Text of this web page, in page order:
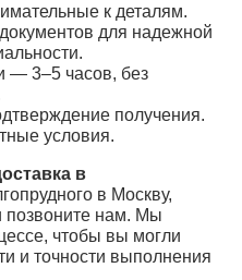
к деталям.
для надежной
— 3–5 часов, без
получения.
условия.
в
в Москву,
позвоните нам. Мы
чтобы вы могли
и точности выполнения